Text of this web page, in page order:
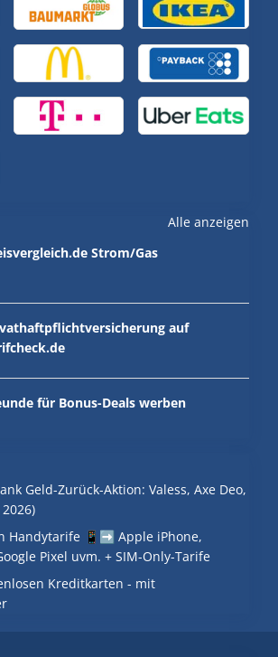
Alle anzeigen
Strom/Gas
auf
für Bonus-Deals werben
Geld-Zurück-Aktion: Valess, Axe Deo,
Handytarife 📱➡️ Apple iPhone,
Pixel uvm. + SIM-Only-Tarife
Kreditkarten - mit